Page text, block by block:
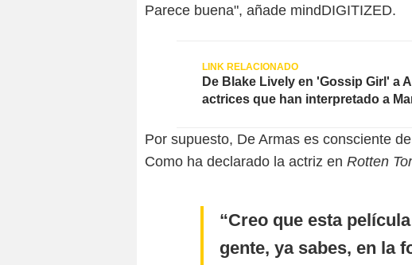
Parece buena", añade mindDIGITIZED.
De Blake Lively en 'Gossip Girl' a
actrices que han interpretado a
Por supuesto, De Armas es consciente
Como ha declarado la actriz en Rotten
Creo que esta
gente, ya sabes, en la